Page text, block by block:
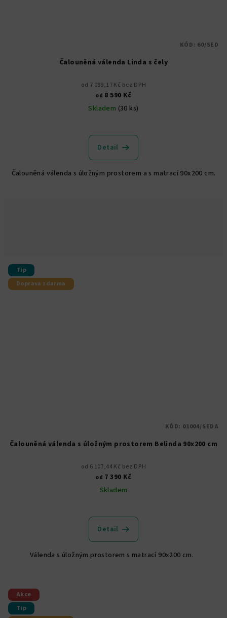
Čalouněná válenda Linda s čely
od 7 099,17 Kč bez DPH
od 8 590 Kč
Skladem (30 ks)
hodnocení
produktu
z
Detail
Čalouněná válenda s úložným prostorem a s matrací 90x200 cm.
KÓD: 60/SED
Tip
Doprava zdarma
Čalouněná válenda s úložným prostorem Belinda 90x200 cm
od 6 107,44 Kč bez DPH
od 7 390 Kč
Skladem
hodnocení
produktu
z
Detail
Válenda s úložným prostorem s matrací 90x200 cm.
KÓD: 01004/SEDA
Akce
Tip